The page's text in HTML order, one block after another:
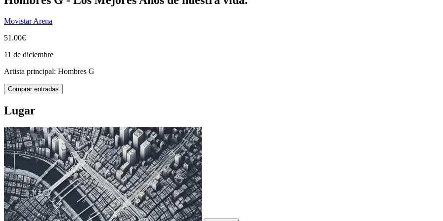
Movistar Arena
51.00€
11 de diciembre
Artista principal: Hombres G
Comprar entradas
Lugar